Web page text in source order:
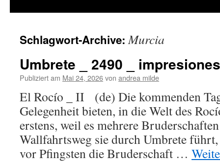
Schlagwort-Archive:Murcia
Umbrete _ 2490 _ impresiones
Publiziert am Mai 24, 2026von andrea milde
El Rocío _ II (de) Die kommenden
Gelegenheit bieten, in die Welt des
erstens, weil es mehrere
Wallfahrtsweg sie durch Umbrete
vor Pfingsten die Bruderschaft …